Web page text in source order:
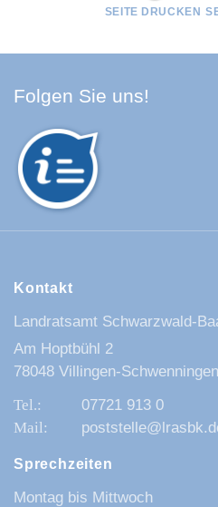
SEITE DRUCKEN
Folgen Sie uns!
Kontakt
Landratsamt Schwarzwald-
Am Hoptbühl 2
78048 Villingen-Schwenningen
07721 913 0
Sprechzeiten
Montag bis Mittwoch